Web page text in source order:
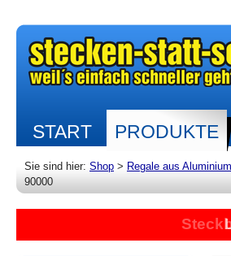
START PRODUKTE
Sie sind hier: Shop > Regale aus Aluminium
90000